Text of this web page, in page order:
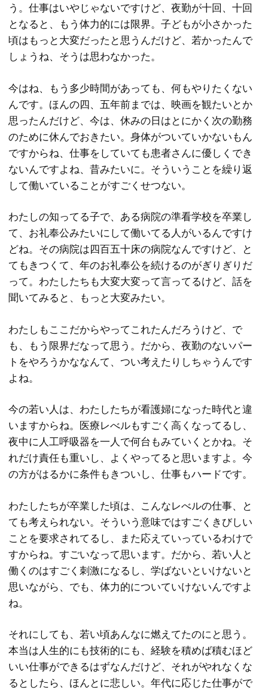
う。仕事はいやじゃないですけど、夜勤が十回、十回
となると、もう体力的には限界。子どもが小さかった
頃はもっと大変だったと思うんだけど、若かったんで
しょうね、そうは思わなかった。
今はね、もう多少時間があっても、何もやりたくない
んです。ほんの四、五年前までは、映画を観たいとか
思ったんだけど、今は、休みの日はとにかく次の勤務
のために休んでおきたい。身体がついていかないもん
ですからね、仕事をしていても患者さんに優しくでき
ないんですよね、昔みたいに。そういうことを繰り返
して働いていることがすごくせつない。
わたしの知ってる子で、ある病院の準看学校を卒業し
て、お礼奉公みたいにして働いてる人がいるんですけ
どね。その病院は四百五十床の病院なんですけど、と
てもきつくて、年のお礼奉公を続けるのがぎりぎりだ
って。わたしたちも大変大変って言ってるけど、話を
聞いてみると、もっと大変みたい。
わたしもここだからやってこれたんだろうけど、で
も、もう限界だなって思う。だから、夜勤のないパー
トをやろうかななんて、つい考えたりしちゃうんです
よね。
今の若い人は、わたしたちが看護婦になった時代と違
いますからね。医療レべルもすごく高くなってるし、
夜中に人工呼吸器を一人で何台もみていくとかね。そ
れだけ責任も重いし、よくやってると思いますよ。今
の方がはるかに条件もきついし、仕事もハードです。
わたしたちが卒業した頃は、こんなレべルの仕事、と
ても考えられない。そういう意味ではすごくきびしい
ことを要求されてるし、また応えていっているわけで
すからね。すごいなって思います。だから、若い人と
働くのはすごく刺激になるし、学ばないといけないと
思いながら、でも、体力的についていけないんですよ
ね。
それにしても、若い頃あんなに燃えてたのにと思う。
本当は人生的にも技術的にも、経験を積めば積むほど
いい仕事ができるはずなんだけど、それがやれなくな
るとしたら、ほんとに悲しい。年代に応じた仕事がで